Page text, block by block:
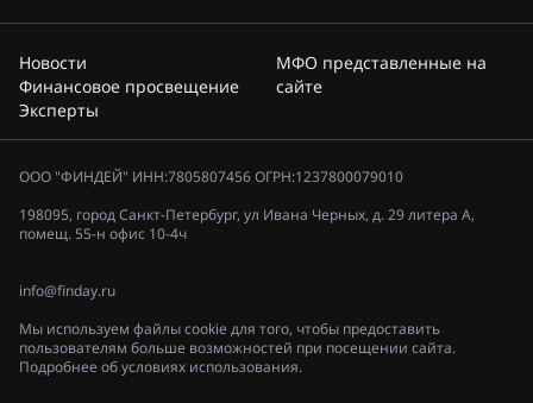
Новости
Финансовое просвещение
Эксперты
МФО представленные на
сайте
ООО "ФИНДЕЙ" ИНН:7805807456 ОГРН:1237800079010
198095, город Санкт-Петербург, ул Ивана Черных, д. 29 литера А,
помещ. 55-н офис 10-4ч
info@finday.ru
Мы используем файлы cookie для того, чтобы предоставить
пользователям больше возможностей при посещении сайта.
Подробнее об условиях использования.